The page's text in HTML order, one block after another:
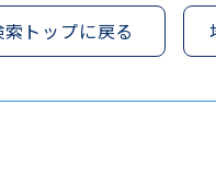
トップに戻る